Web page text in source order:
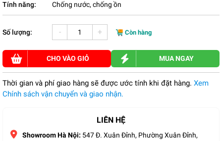
Tính năng:
Chống nước, chống ồn
Số lượng: - + Còn hàng
CHO VÀO GIỎ MUA NGAY
Thời gian và phí giao hàng sẽ được ước tính khi đặt hàng. Xem
Chính sách vận chuyển và giao nhận.
LIÊN HỆ
Showroom Hà Nội: 547 Đ. Xuân Đỉnh, Phường Xuân Đỉnh,